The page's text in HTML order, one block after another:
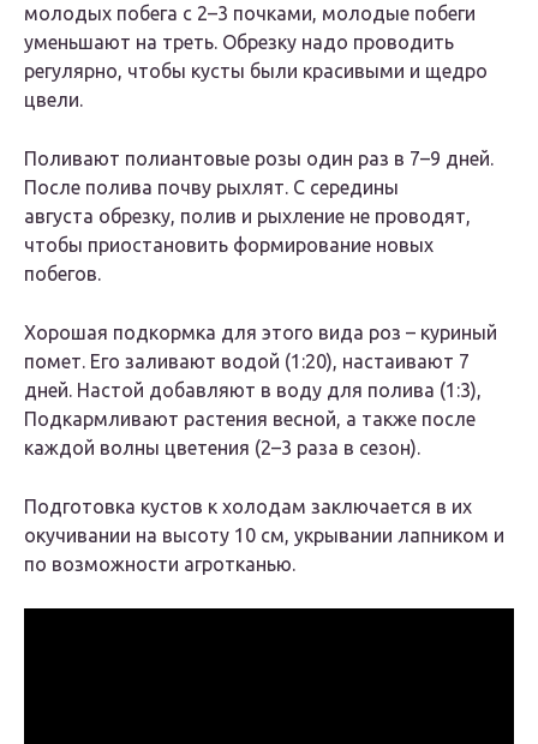
молодых побега с 2–3 почками, молодые побеги
уменьшают на треть. Обрезку надо проводить
регулярно, чтобы кусты были красивыми и щедро
цвели.
Поливают полиантовые розы один раз в 7–9 дней.
После полива почву рыхлят. С середины
августа обрезку, полив и рыхление не проводят,
чтобы приостановить формирование новых
побегов.
Хорошая подкормка для этого вида роз – куриный
помет. Его заливают водой (1:20), настаивают 7
дней. Настой добавляют в воду для полива (1:3),
Подкармливают растения весной, а также после
каждой волны цветения (2–3 раза в сезон).
Подготовка кустов к холодам заключается в их
окучивании на высоту 10 см, укрывании лапником и
по возможности агротканью.